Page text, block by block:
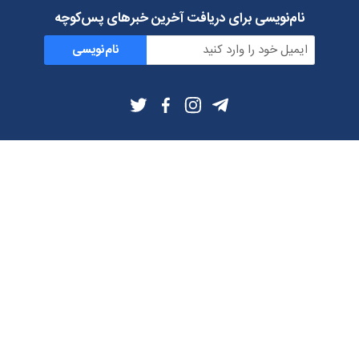
نام‌نویسی برای دریافت آخرین خبرهای پس‌کوچه
نام‌نویسی